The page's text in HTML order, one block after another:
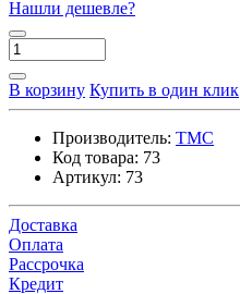
Нашли дешевле?
В корзину Купить в один клик
Производитель: TMC
Код товара: 73
Артикул: 73
Доставка
Оплата
Рассрочка
Кредит